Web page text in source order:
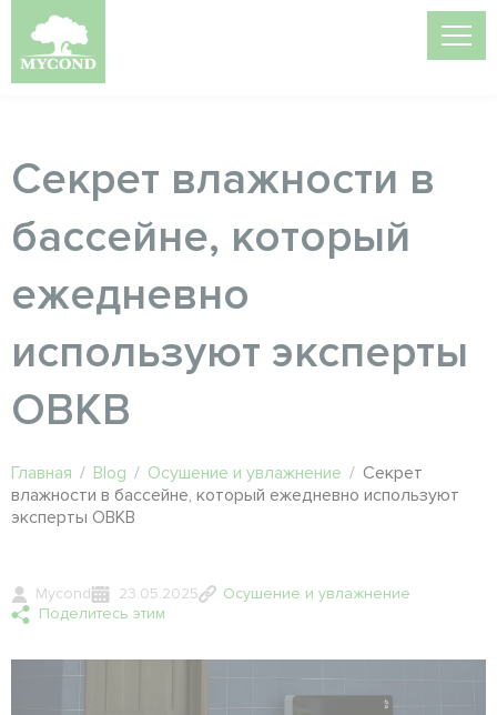
Секрет влажности в
бассейне, который
ежедневно
используют эксперты
ОВКВ
Главная / Blog / Осушение и увлажнение / Секрет
влажности в бассейне, который ежедневно используют
эксперты ОВКВ
Mycond 23.05.2025
Осушение и увлажнение
Поделитесь этим